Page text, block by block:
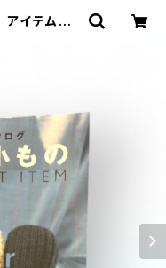
イテム別、